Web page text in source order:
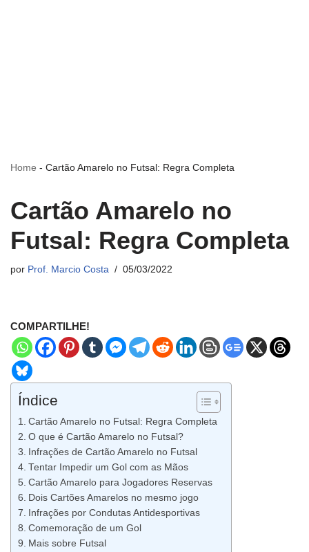
Home - Cartão Amarelo no Futsal: Regra Completa
Cartão Amarelo no
Futsal: Regra Completa
por Prof. Marcio Costa 05/03/2022
COMPARTILHE!
Índice
Cartão Amarelo no Futsal: Regra Completa
O que é Cartão Amarelo no Futsal?
Infrações de Cartão Amarelo no Futsal
Tentar Impedir um Gol com as Mãos
Cartão Amarelo para Jogadores Reservas
Dois Cartões Amarelos no mesmo jogo
Infrações por Condutas Antidesportivas
Comemoração de um Gol
Mais sobre Futsal